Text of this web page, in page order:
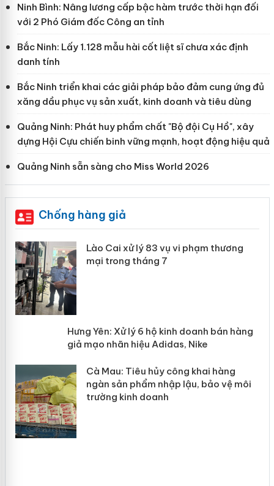
Ninh Bình: Nâng lương cấp bậc hàm trước thời hạn đối
với 2 Phó Giám đốc Công an tỉnh
Bắc Ninh: Lấy 1.128 mẫu hài cốt liệt sĩ chưa xác định
danh tính
Bắc Ninh triển khai các giải pháp bảo đảm cung ứng đủ
xăng dầu phục vụ sản xuất, kinh doanh và tiêu dùng
Quảng Ninh: Phát huy phẩm chất "Bộ đội Cụ Hồ", xây
dựng Hội Cựu chiến binh vững mạnh, hoạt động hiệu quả
Quảng Ninh sẵn sàng cho Miss World 2026
Chống hàng giả
Lào Cai xử lý 83 vụ vi phạm thương
mại trong tháng 7
Hưng Yên: Xử lý 6 hộ kinh doanh bán
hàng giả mạo nhãn hiệu Adidas, Nike